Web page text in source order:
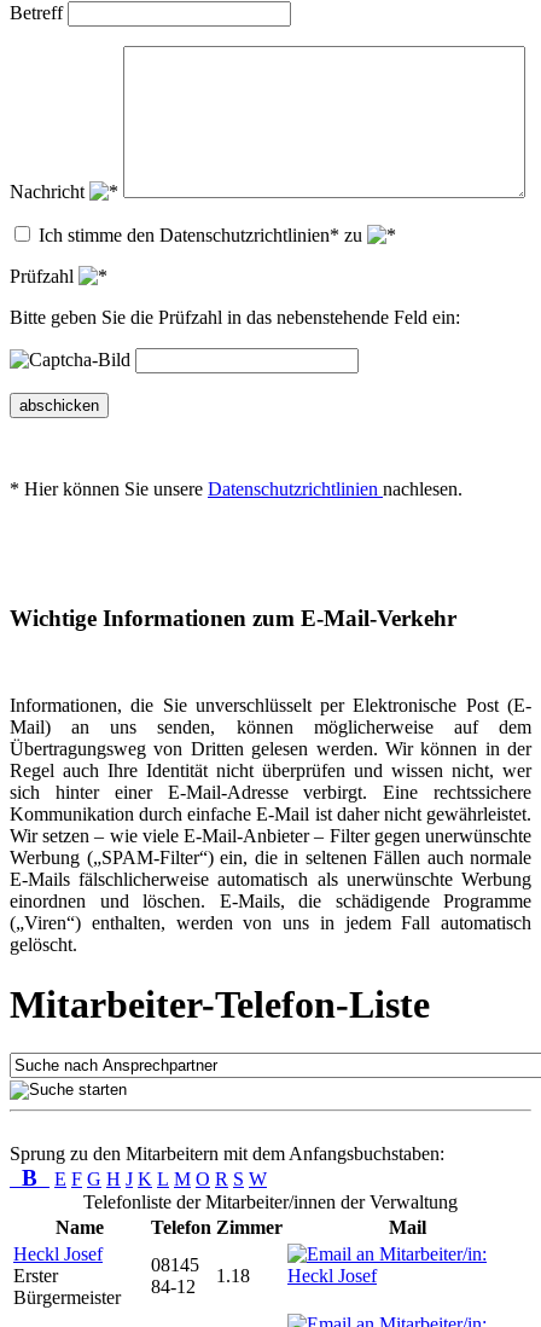
Betreff
Nachricht
Ich stimme den Datenschutzrichtlinien* zu
Prüfzahl
Bitte geben Sie die Prüfzahl in das nebenstehende Feld ein:
abschicken
* Hier können Sie unsere Datenschutzrichtlinien nachlesen.
Wichtige Informationen zum E-Mail-Verkehr
Informationen, die Sie unverschlüsselt per Elektronische Post (E-
Mail) an uns senden, können möglicherweise auf dem
Übertragungsweg von Dritten gelesen werden. Wir können in der
Regel auch Ihre Identität nicht überprüfen und wissen nicht, wer
sich hinter einer E-Mail-Adresse verbirgt. Eine rechtssichere
Kommunikation durch einfache E-Mail ist daher nicht gewährleistet.
Wir setzen – wie viele E-Mail-Anbieter – Filter gegen unerwünschte
Werbung („SPAM-Filter“) ein, die in seltenen Fällen auch normale
E-Mails fälschlicherweise automatisch als unerwünschte Werbung
einordnen und löschen. E-Mails, die schädigende Programme
(„Viren“) enthalten, werden von uns in jedem Fall automatisch
gelöscht.
Mitarbeiter-Telefon-Liste
Sprung zu den Mitarbeitern mit dem Anfangsbuchstaben:
B E F G H J K L M O R S W
Telefonliste der Mitarbeiter/innen der Verwaltung
Name
Telefon Zimmer
Mail
Heckl Josef
Erster
Bürgermeister
08145
84-12
1.18